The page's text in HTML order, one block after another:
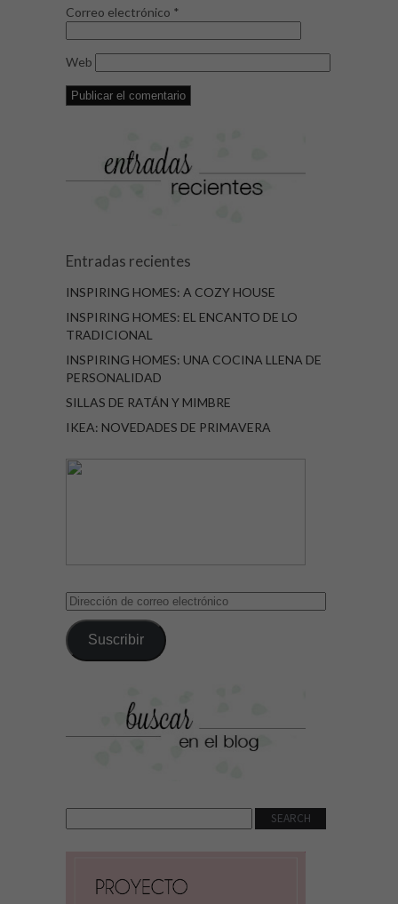
Correo electrónico *
Web
Entradas recientes
INSPIRING HOMES: A COZY HOUSE
INSPIRING HOMES: EL ENCANTO DE LO
TRADICIONAL
INSPIRING HOMES: UNA COCINA LLENA DE
PERSONALIDAD
SILLAS DE RATÁN Y MIMBRE
IKEA: NOVEDADES DE PRIMAVERA
Dirección
correo
electrónico
Suscribir